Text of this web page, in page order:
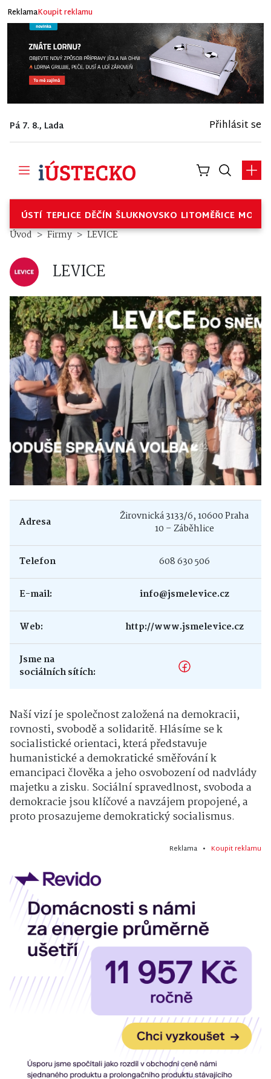
ReklamaKoupit reklamu
Pá 7. 8., Lada Přihlásit se
ÚSTÍ TEPLICE DĚČÍN ŠLUKNOVSKO LITOMĚŘICE
LEVICE – Firmy
Úvod Firmy LEVICE
LEVICE
Adresa
Žirovnická 3133/6, 10600 Praha
10 – Záběhlice
Telefon 608 630 506
E-mail: info@jsmelevice.cz
Web: http://www.jsmelevice.cz
Jsme na
sociálních sítích:
Naší vizí je společnost založená na demokracii,
rovnosti, svobodě a solidaritě. Hlásíme se k
socialistické orientaci, která představuje
humanistické a demokratické směřování k
emancipaci člověka a jeho osvobození od nadvlády
majetku a zisku. Sociální spravedlnost, svoboda a
demokracie jsou klíčové a navzájem propojené, a
proto prosazujeme demokratický socialismus.
Reklama • Koupit reklamu